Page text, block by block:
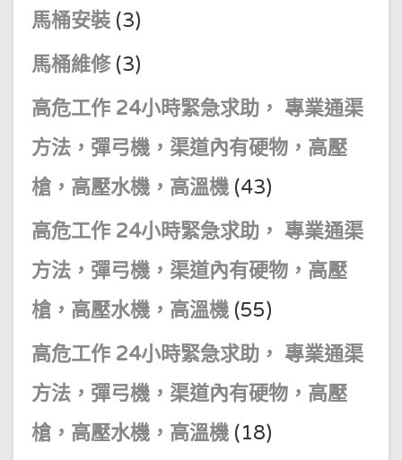
馬桶安裝 (3)
馬桶維修(3)
高危工作 24小時緊急求助， 專業通渠
方法，彈弓機，渠道內有硬物，高壓
槍，高壓水機，高溫機 (43)
高危工作 24小時緊急求助， 專業通渠
方法，彈弓機，渠道內有硬物，高壓
槍，高壓水機，高溫機 (55)
高危工作 24小時緊急求助， 專業通渠
方法，彈弓機，渠道內有硬物，高壓
槍，高壓水機，高溫機 (18)